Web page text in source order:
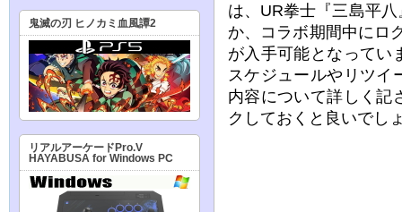
は、UR拳士『三島平
か、コラボ期間中にロ
が入手可能となってい
スケジュールやリツイ
内容について詳しく記
クしておくと良いでし
鬼滅の刃 ヒノカミ血風譚2
リアルアーケードPro.V
HAYABUSA for Windows PC